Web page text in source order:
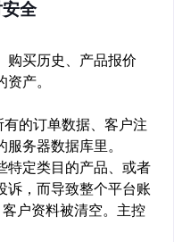
全
购买历史、产品报价
产。
的订单数据、客户注
务器数据库里。
特定类目的产品、或者
诉，而导致整个平台账
户资料被清空。主控